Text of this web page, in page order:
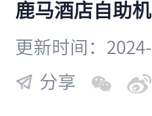
鹿马酒店自助
更新时间：
分享